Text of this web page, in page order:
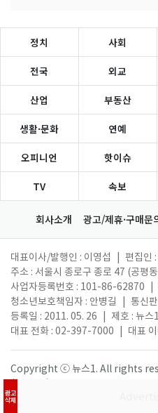
광고
삭제
정치 사회
전국 외교
산업 부동산
생활·문화 연예
오피니언 핫이슈
TV 속보
회사소개 광고/제휴·구매문
대표이사/발행인 : 이영섭 편집인
주소 : 서울시 종로구 종로 47 (공평
사업자등록번호 : 101-86-62870
청소년보호책임자 : 안병길
통신
등록일 : 2011. 05. 26
제호 : 뉴
대표 전화 : 02-397-7000
대표
Copyright ⓒ 뉴스1. All rights